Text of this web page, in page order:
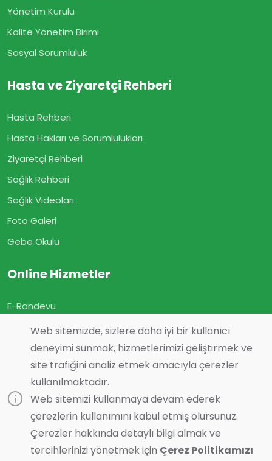
Web sitemizde, sizlere daha iyi bir kullanıcı
deneyimi sunmak, hizmetlerimizi geliştirmek ve
site trafiğini analiz etmek amacıyla çerezler
kullanılmaktadır.
Web sitemizi kullanmaya devam ederek
çerezlerin kullanımını kabul etmiş olursunuz.
Çerezler hakkında detaylı bilgi almak ve
tercihlerinizi yönetmek için Çerez Politikamızı
Yönetim Kurulu
Kalite Yönetim Birimi
Sosyal Sorumluluk
Hasta ve Ziyaretçi Rehberi
Hasta Rehberi
Hasta Hakları ve Sorumlulukları
Ziyaretçi Rehberi
Sağlık Rehberi
Sağlık Videoları
Foto Galeri
Gebe Okulu
Online Hizmetler
E-Randevu
E-Sonuç
E-Geçmiş Olsun
Görüş ve Önerileriniz
Online Muayene
Son Güncelleme : 07.08.2026 16:04